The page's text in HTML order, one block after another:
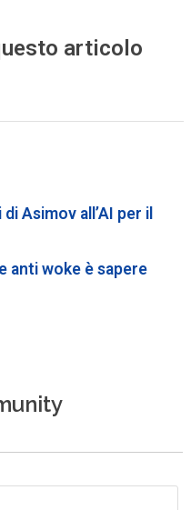
articolo
Asimov all’AI per il
anti woke è sapere